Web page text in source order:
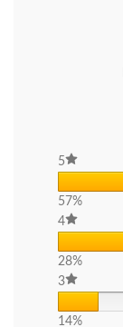
5
57%
4
28%
3
14%